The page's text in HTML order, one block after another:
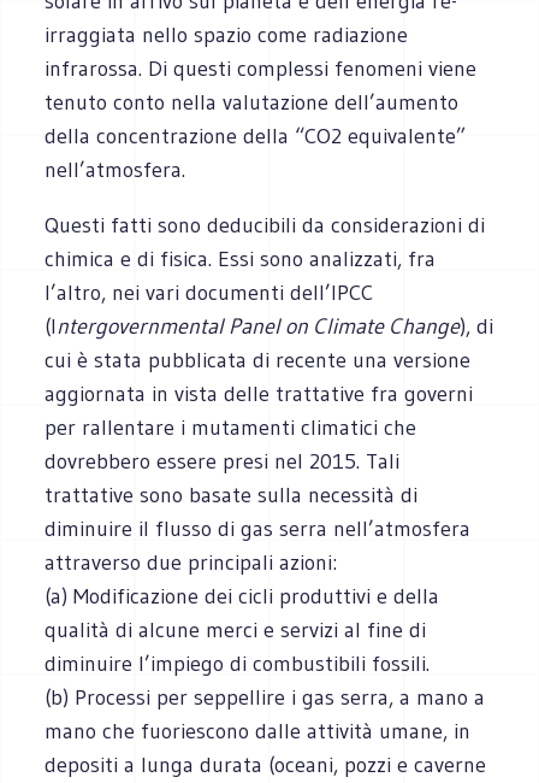
irraggiata nello spazio come radiazione
infrarossa. Di questi complessi fenomeni viene
tenuto conto nella valutazione dell’aumento
della concentrazione della “CO2 equivalente”
nell’atmosfera.
Questi fatti sono deducibili da considerazioni di
chimica e di fisica. Essi sono analizzati, fra
l’altro, nei vari documenti dell’IPCC
(Intergovernmental Panel on Climate Change), di
cui è stata pubblicata di recente una versione
aggiornata in vista delle trattative fra governi
per rallentare i mutamenti climatici che
dovrebbero essere presi nel 2015. Tali
trattative sono basate sulla necessità di
diminuire il flusso di gas serra nell’atmosfera
attraverso due principali azioni:
(a) Modificazione dei cicli produttivi e della
qualità di alcune merci e servizi al fine di
diminuire l’impiego di combustibili fossili.
(b) Processi per seppellire i gas serra, a mano a
mano che fuoriescono dalle attività umane, in
depositi a lunga durata (oceani, pozzi e caverne